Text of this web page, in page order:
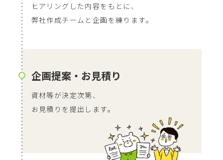
ヒアリングした内容をもとに、
弊社作成チームと企画を練ります。
企画提案・お見積り
資材等が決定次第、
お見積りを提出します。